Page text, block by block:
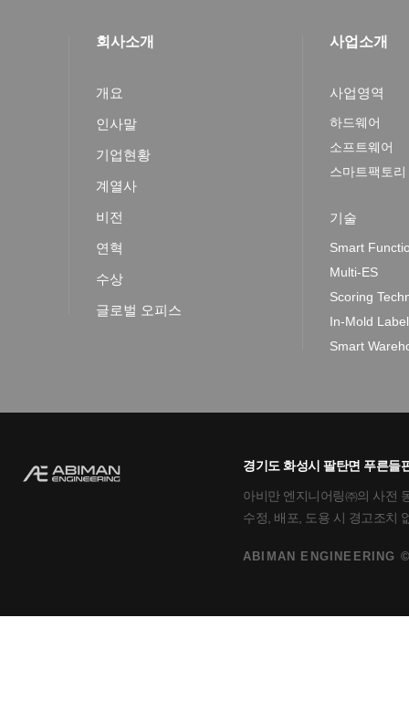
회사소개
개요
인사말
기업현황
계열사
비전
연혁
수상
글로벌 오피스
사업소개
사업영역
하드웨어
소프트웨어
스마트팩토리
기술
Smart
Multi-ES
Scoring
In-Mold
Smart
경기도 화성시 팔탄면 푸른들
아비만 엔지니어링㈜의 사전
수정, 배포, 도용 시 경고조치
ABIMAN ENGINEERING